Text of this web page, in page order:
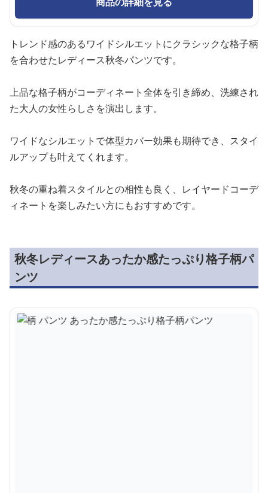
トレンド感のあるワイドシルエットにクラシックな格子柄
を合わせたレディース秋冬パンツです。
上品な格子柄がコーディネート全体を引き締め、洗練され
た大人の女性らしさを演出します。
ワイドなシルエットで体型カバー効果も期待でき、スタイ
ルアップも叶えてくれます。
秋冬の重ね着スタイルとの相性も良く、レイヤードコーデ
ィネートを楽しみたい方にもおすすめです。
秋冬レディースあったか感たっぷり格子柄パ
ンツ